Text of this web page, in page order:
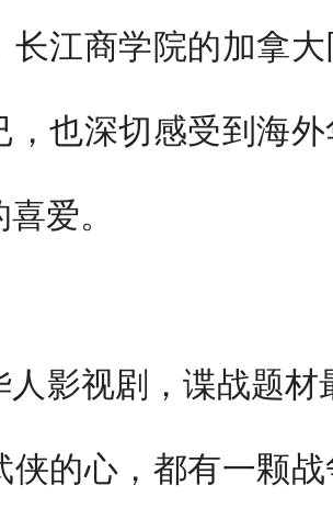
长江商学院的加拿
，也深切感受到海
爱。
人影视剧，谍战题材
侠的心，都有一颗